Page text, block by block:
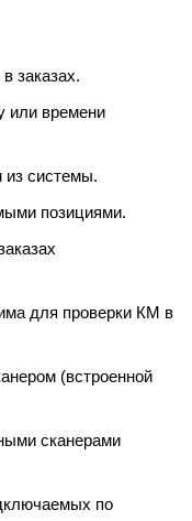
заказах.
или времени
из системы.
позициями.
для проверки КМ в
(встроенной
сканерами
по